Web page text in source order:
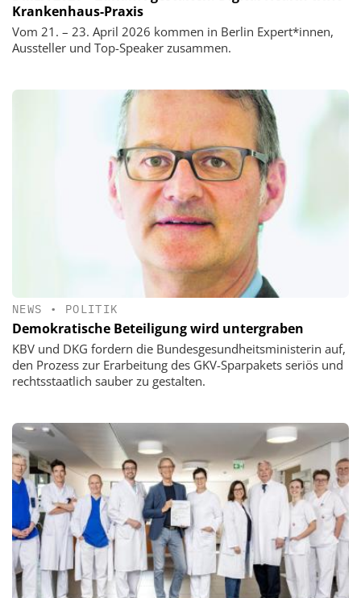
Krankenhaus-Praxis
Vom 21. – 23. April 2026 kommen in Berlin Expert*innen,
Aussteller und Top-Speaker zusammen.
NEWS • POLITIK
Demokratische Beteiligung wird untergraben
KBV und DKG fordern die Bundesgesundheitsministerin auf,
den Prozess zur Erarbeitung des GKV-Sparpakets seriös und
rechtsstaatlich sauber zu gestalten.